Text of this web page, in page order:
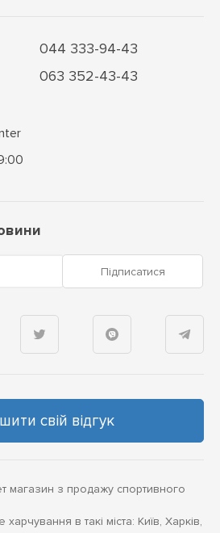
044 333-94-43
063 352-43-43
Підписатися
свій відгук
магазин з продажу спортивного
в такі міста: Київ, Харків,